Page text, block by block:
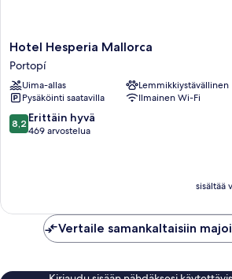
Hotel
Hesperia
Mallorca
Portopí
Hotel Hesperia Mallorca
Portopí
Uima-allas
Lemmikkiystävällinen
Pysäköinti saatavilla
Ilmainen Wi-Fi
8.2
kautta
8,2 Erittäin hyvä
469 arvostelua
sisältää
Vertaile samankaltaisiin